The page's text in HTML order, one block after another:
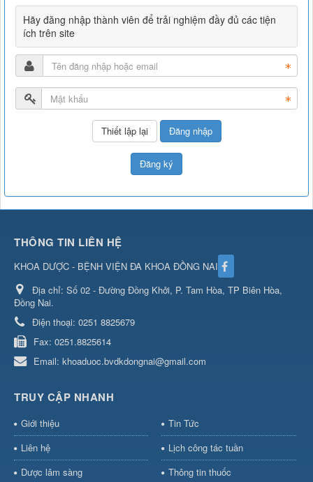
Hãy đăng nhập thành viên để trải nghiệm đầy đủ các tiện
ích trên site
Đăng nhập
Đăng ký
THÔNG TIN LIÊN HỆ
KHOA DƯỢC - BỆNH VIỆN ĐA KHOA ĐỒNG NAI
Địa chỉ: Số 02 - Đường Đồng Khởi, P. Tam Hòa, TP Biên Hòa,
Đồng Nai.
Điện thoại: 0251 8825679
Fax: 0251.8825614
Email: khoaduoc.bvdkdongnai@gmail.com
TRUY CẬP NHANH
Giới thiệu
Tin Tức
Liên hệ
Lịch công tác tuần
Dược lâm sàng
Thông tin thuốc